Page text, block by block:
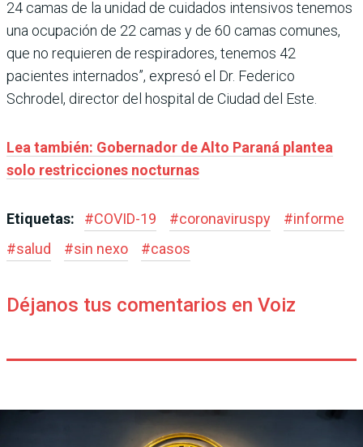
24 camas de la unidad de cuidados intensivos tenemos
una ocupación de 22 camas y de 60 camas comunes,
que no requieren de respiradores, tenemos 42
pacientes internados”, expresó el Dr. Federico
Schrodel, director del hospital de Ciudad del Este.
Lea también: Gobernador de Alto Paraná plantea
solo restricciones nocturnas
Etiquetas: #COVID-19 #coronaviruspy #informe
#salud #sin nexo #casos
Déjanos tus comentarios en Voiz